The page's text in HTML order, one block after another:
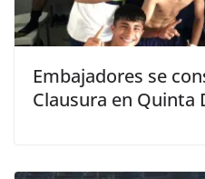
Embajadores se
Clausura en Quinta